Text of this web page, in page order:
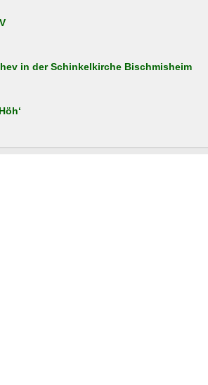
in der Schinkelkirche Bischmisheim